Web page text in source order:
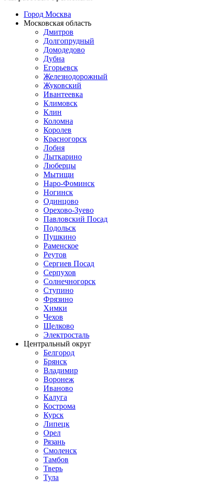
Город Москва
Московская область
Дмитров
Долгопрудный
Домодедово
Дубна
Егорьевск
Железнодорожный
Жуковский
Ивантеевка
Климовск
Клин
Коломна
Королев
Красногорск
Лобня
Лыткарино
Люберцы
Мытищи
Наро-Фоминск
Ногинск
Одинцово
Орехово-Зуево
Павловский Посад
Подольск
Пушкино
Раменское
Реутов
Сергиев Посад
Серпухов
Солнечногорск
Ступино
Фрязино
Химки
Чехов
Щелково
Электросталь
Центральный округ
Белгород
Брянск
Владимир
Воронеж
Иваново
Калуга
Кострома
Курск
Липецк
Орел
Рязань
Смоленск
Тамбов
Тверь
Тула